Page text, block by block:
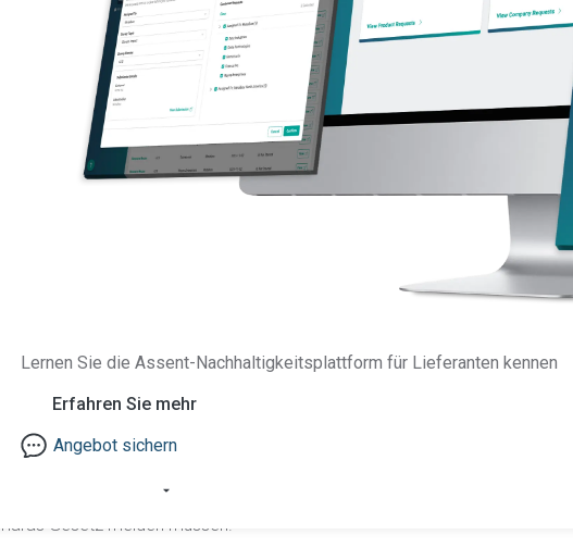
Lernen Sie die Assent-Nachhaltigkeitsplattform für Lieferanten kennen
Erfahren Sie mehr
Angebot sichern
Agency vom 15. April 2026 aufzunehmen, dass die Frist für die
den 15. September 2026 verschoben wurde.
08. Dezember 2025 erließ Minnesota eine der folgenreichsten
im Staatsregister
Gesetz melden müssen.